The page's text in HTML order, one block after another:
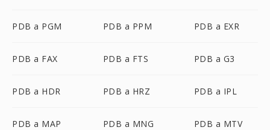
PDB a PGM PDB a PPM PDB a EXR
PDB a FAX PDB a FTS PDB a G3
PDB a HDR PDB a HRZ PDB a IPL
PDB a MAP PDB a MNG PDB a MTV